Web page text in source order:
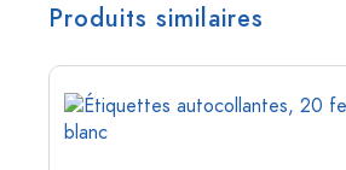
Produits similaires